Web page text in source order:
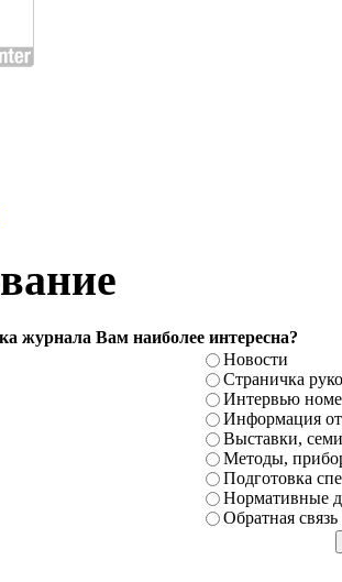
журнала Вам наиболее интересна?
Новости
Страничка
Интервью
Информация
Выставки,
Методы,
Подготовка
Нормативные
Обратная связь